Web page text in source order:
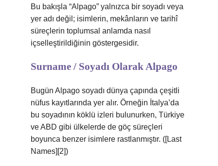
Bu bakışla “Alpago” yalnızca bir soyadı veya
yer adı değil; isimlerin, mekânların ve tarihî
süreçlerin toplumsal anlamda nasıl
içselleştirildiğinin göstergesidir.
Surname / Soyadı Olarak Alpago
Bugün Alpago soyadı dünya çapında çeşitli
nüfus kayıtlarında yer alır. Örneğin İtalya’da
bu soyadının köklü izleri bulunurken, Türkiye
ve ABD gibi ülkelerde de göç süreçleri
boyunca benzer isimlere rastlanmıştır. ([Last
Names][2])